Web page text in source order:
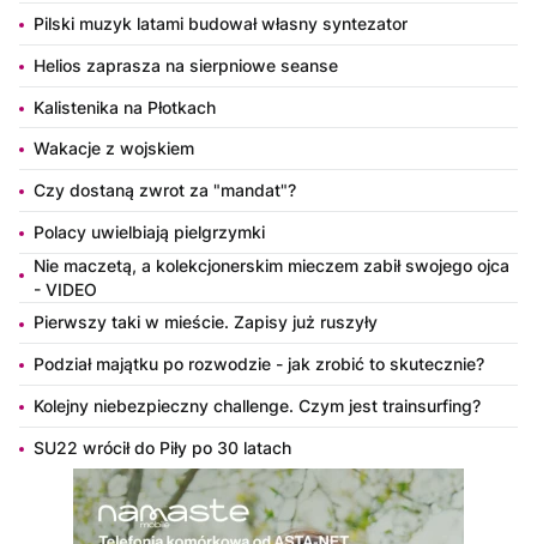
Pilski muzyk latami budował własny syntezator
Helios zaprasza na sierpniowe seanse
Kalistenika na Płotkach
Wakacje z wojskiem
Czy dostaną zwrot za "mandat"?
Polacy uwielbiają pielgrzymki
Nie maczetą, a kolekcjonerskim mieczem zabił swojego ojca
- VIDEO
Pierwszy taki w mieście. Zapisy już ruszyły
Podział majątku po rozwodzie - jak zrobić to skutecznie?
Kolejny niebezpieczny challenge. Czym jest trainsurfing?
SU22 wrócił do Piły po 30 latach